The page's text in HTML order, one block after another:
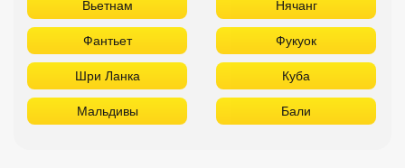
Вьетнам Нячанг
Фантьет Фукуок
Шри Ланка Куба
Мальдивы Бали